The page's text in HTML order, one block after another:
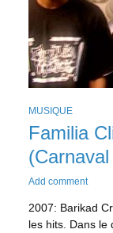
MUSIQUE
Familia
Add comment
2007: Barikad
les hits. Dans le